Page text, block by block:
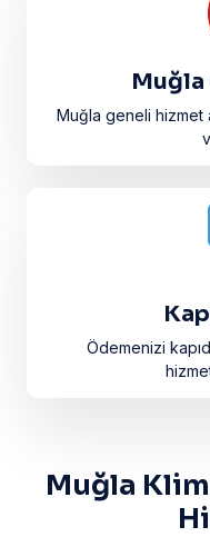
Muğla geneli hizmet
Ödemenizi
Muğla